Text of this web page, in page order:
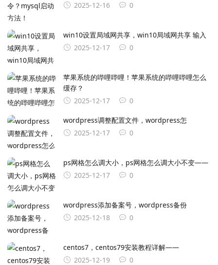
2025-12-16
0
win10设置局域网共享，win10局域网共享 输入
2025-12-17
0
苹果系统的哔哩哔哩！苹果系统的哔哩哔哩怎么
缓存？
2025-12-17
0
wordpress调整配置文件，wordpress怎
2025-12-17
0
ps网格怎么调大小，ps网格怎么调大小不变——
2025-12-17
0
wordpress添加备案号，wordpress备份
2025-12-18
0
centos7，centos79安装教程详解——
2025-12-19
0